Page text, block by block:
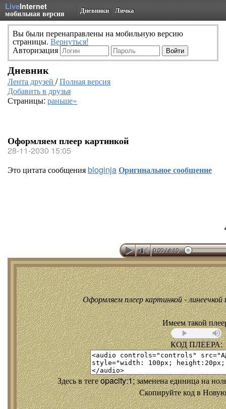
LiveInternet
мобильная версия Дневники Личка
Вы были перенаправлены на мобильную версию
страницы. Вернуться!
Авторизация
Дневник
Лента друзей /Полная версия
Добавить в друзья
Страницы: раньше»
Оформляем плеер картинкой
28-11-2030 15:05
Это цитата сообщенияbloginjaОригинальное сообщение
Оформляем плеер картинкой - линеечкой
Имеем такой
КОД ПЛЕЕРА:
Здесь в теге opacity:1; заменена единица на
Скопируйте код в